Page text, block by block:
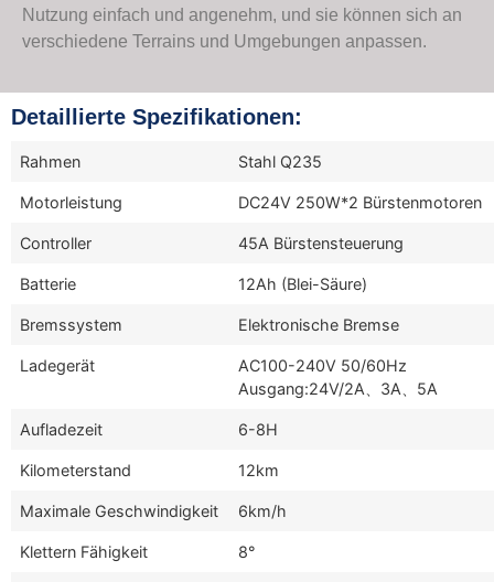
Nutzung einfach und angenehm, und sie können sich an
verschiedene Terrains und Umgebungen anpassen.
Detaillierte Spezifikationen:
Rahmen Stahl Q235
Motorleistung DC24V 250W*2 Bürstenmotoren
Controller 45A Bürstensteuerung
Batterie 12Ah (Blei-Säure)
Bremssystem Elektronische Bremse
Ladegerät
AC100-240V 50/60Hz
Ausgang:24V/2A、3A、5A
Aufladezeit 6-8H
Kilometerstand 12km
Maximale Geschwindigkeit 6km/h
Klettern Fähigkeit 8°